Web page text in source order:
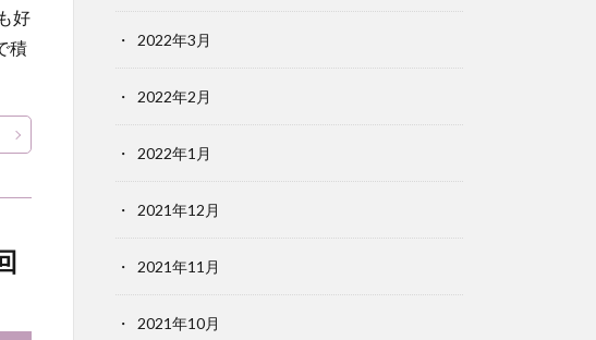
好
積
2022年3月
2022年2月
2022年1月
2021年12月
2021年11月
2021年10月